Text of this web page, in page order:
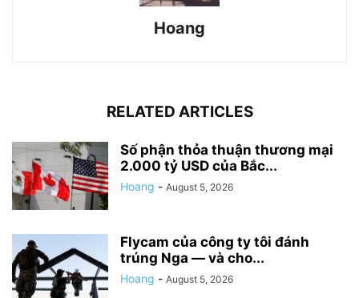
Hoang
RELATED ARTICLES
Số phận thỏa thuận thương mại
2.000 tỷ USD của Bắc...
Hoang - August 5, 2026
Flycam của công ty tôi đánh
trúng Nga — và cho...
Hoang - August 5, 2026